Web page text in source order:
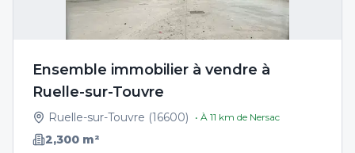
Ensemble immobilier à vendre à
Ruelle-sur-Touvre
Ruelle-sur-Touvre (16600) • À 11 km de Nersac
2,300 m²